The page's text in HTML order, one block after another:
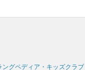
ングペディア・キッズクラブ